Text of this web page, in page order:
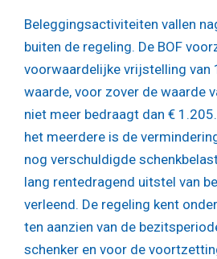
Beleggingsactiviteiten vallen
buiten de regeling. De BOF
voorwaardelijke vrijstelling van
waarde, voor zover de waarde
niet meer bedraagt dan €
het meerdere is de
nog verschuldigde
lang rentedragend uitstel van
verleend. De regeling kent
ten aanzien van de
schenker en voor de